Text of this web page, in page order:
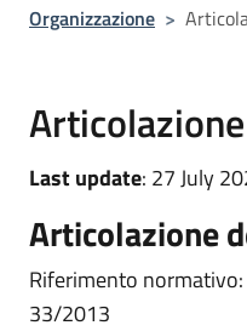
Organizzazione >
Last update: 27 July
Articolazione
Riferimento normativo:
33/2013